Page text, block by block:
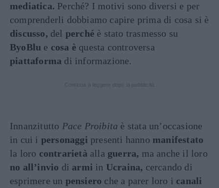
mediatica. Perché? I motivi sono diversi e per
comprenderli dobbiamo capire prima di cosa si è
discusso, del perché è stato trasmesso su
ByoBlu e cosa è questa controversa
piattaforma di informazione.
Innanzitutto Pace Proibita è stata un’occasione
in cui i personaggi presenti hanno manifestato
la loro contrarietà alla guerra, ma anche il loro
no all’invio di armi in Ucraina, cercando di
esprimere un pensiero che a parer loro i canali